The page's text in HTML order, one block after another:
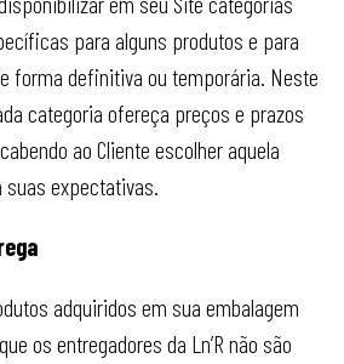
para alguns produtos e para
forma definitiva ou temporária. Neste
categoria ofereça preços e prazos
ao Cliente escolher aquela
suas expectativas.
adquiridos em sua embalagem
os entregadores da Ln’R não são